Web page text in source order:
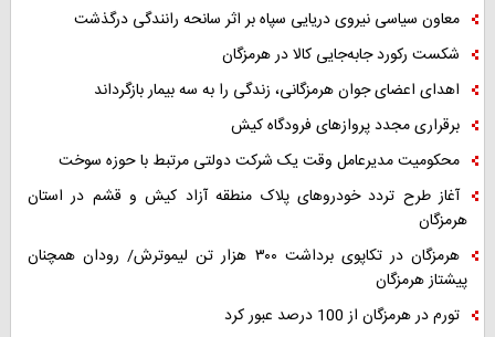
معاون سیاسی نیروی دریایی سپاه بر اثر سانحه رانندگی درگذشت
شکست رکورد جابه‌جایی کالا در هرمزگان
اهدای اعضای جوان هرمزگانی، زندگی را به سه بیمار بازگرداند
برقراری مجدد پروازهای فرودگاه کیش
محکومیت مدیرعامل وقت یک شرکت دولتی مرتبط با حوزه سوخت
آغاز طرح تردد خودروهای پلاک منطقه آزاد کیش و قشم در استان
هرمزگان
هرمزگان در تکاپوی برداشت ۳۰۰ هزار تن لیموترش/ رودان همچنان
پیشتاز هرمزگان
تورم در هرمزگان از 100 درصد عبور کرد